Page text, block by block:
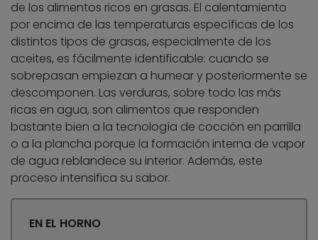
de los alimentos ricos en grasas. El calentamiento
por encima de las temperaturas específicas de los
distintos tipos de grasas, especialmente de los
aceites, es fácilmente identificable: cuando se
sobrepasan empiezan a humear y posteriormente se
descomponen. Las verduras, sobre todo las más
ricas en agua, son alimentos que responden
bastante bien a la tecnología de cocción en parrilla
o a la plancha porque la formación interna de vapor
de agua reblandece su interior. Además, este
proceso intensifica su sabor.
EN EL HORNO